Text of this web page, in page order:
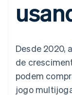
Formas de
pagamento
Terminal
presenciais
Authorization
Otimizações
Desde 2020, a
de
podem
jogo